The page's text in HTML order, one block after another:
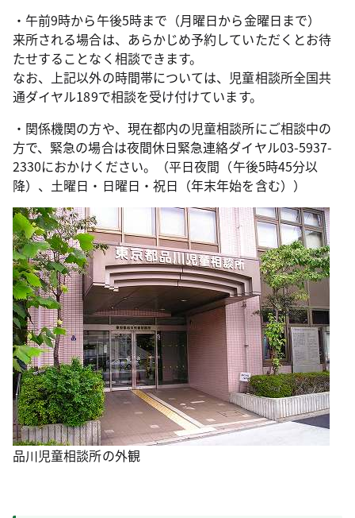
・午前9時から午後5時まで（月曜日から金曜日まで）
来所される場合は、あらかじめ予約していただくとお待
たせすることなく相談できます。
なお、上記以外の時間帯については、児童相談所全国共
通ダイヤル189で相談を受け付けています。
・関係機関の方や、現在都内の児童相談所にご相談中の
方で、緊急の場合は夜間休日緊急連絡ダイヤル03-5937-
2330におかけください。（平日夜間（午後5時45分以
降）、土曜日・日曜日・祝日（年末年始を含む））
品川児童相談所の外観